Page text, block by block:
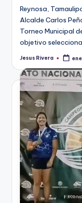
Reynosa,
Alcalde Carlos
Torneo Municipal
objetivo
Publicado
Jesus Rivera